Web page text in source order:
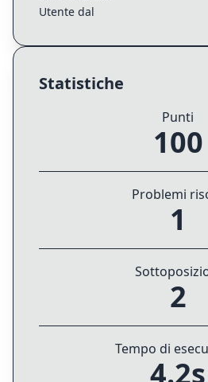
Utente dal
Statistiche
Punti
100
Problemi
1
2
Tempo di
4.2s